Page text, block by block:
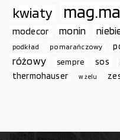
kwiaty
modecor monin
podkład pomarańczowy
różowy sempre sos
thermohauser w żelu